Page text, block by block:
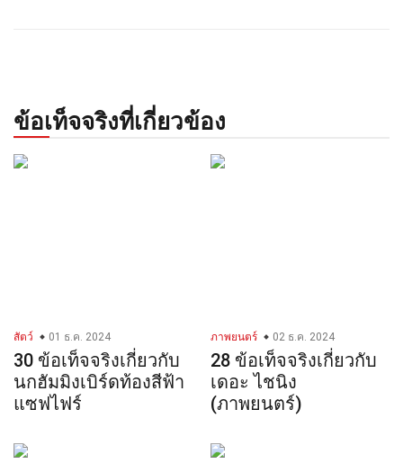
ข้อเท็จจริงที่เกี่ยวข้อง
สัตว์ 01 ธ.ค. 2024
30 ข้อเท็จจริงเกี่ยวกับ
นกฮัมมิงเบิร์ดท้องสีฟ้า
แซฟไฟร์
ภาพยนตร์ 02 ธ.ค. 2024
28 ข้อเท็จจริงเกี่ยวกับ
เดอะ ไชนิง
(ภาพยนตร์)